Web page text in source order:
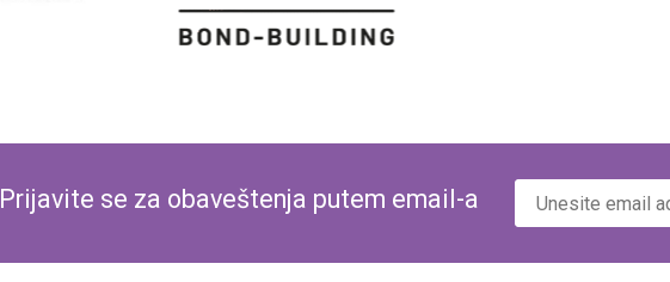
Prijavite se za obaveštenja putem email-a